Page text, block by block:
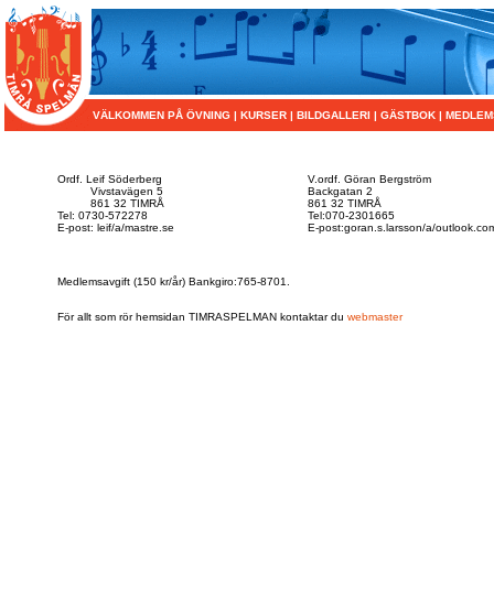
VÄLKOMMEN PÅ ÖVNING | KURSER | BILDGALLERI | GÄSTBOK |
Ordf. Leif Söderberg
Vivstavägen 5
861 32 TIMRÅ
Tel: 0730-572278
E-post: leif/a/mastre.se
V.ordf. Göran Bergström
Backgatan 2
861 32 TIMRÅ
Tel:070-2301665
E-post:goran.s.larsson/a/
Medlemsavgift (150 kr/år) Bankgiro:765-8701.
För allt som rör hemsidan TIMRASPELMAN kontaktar du webmaster